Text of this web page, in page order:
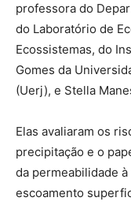
professora do
do Laboratório de
Ecossistemas, do
Gomes da
(Uerj), e Stella
Elas avaliaram os
precipitação e o
da permeabilidade
escoamento